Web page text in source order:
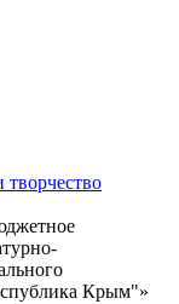
Крым"»